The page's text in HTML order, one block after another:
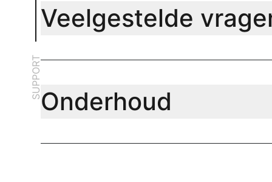
SUPPORT
Veelgestelde
Onderhoud